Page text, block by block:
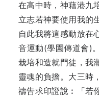
在高中時，神藉港九
立志若神要使用我的
自此我將這感動放在
音運動(學園傳道會)
栽培和造就門徒，我
靈魂的負擔。大三時
禱告求印證說︰「若